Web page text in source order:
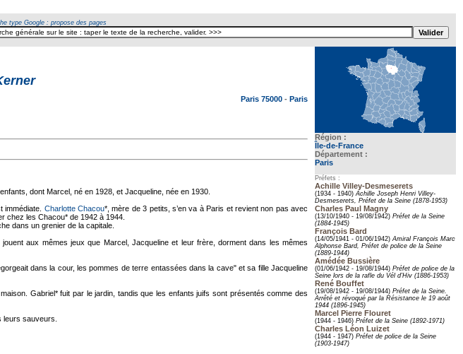
type Google : propose des pages
Région :
Île-de-France
Département :
Paris
Préfets :
Achille Villey-Desmeserets
(1934 - 1940)Achille Joseph Henri Villey-
Desmeserets, Préfet de la Seine (1878-1953)
Charles Paul Magny
(13/10/1940 - 19/08/1942) Préfet de la Seine
(1884-1945)
François Bard
(14/05/1941 - 01/06/1942)Amiral François Marc
Alphonse Bard, Préfet de police de la Seine
(1889-1944)
Amédée Bussière
(01/06/1942 - 19/08/1944) Préfet de police de la
Seine lors de la rafle du Vél d’Hiv (1886-1953)
René Bouffet
(19/08/1942 - 19/08/1944) Préfet de la Seine.
Arrêté et révoqué par la Résistance le 19 août
1944 (1896-1945)
Marcel Pierre Flouret
(1944 - 1946) Préfet de la Seine (1892-1971)
Charles Léon Luizet
(1944 - 1947) Préfet de police de la Seine
(1903-1947)
Paris 75000 - Paris
dont Marcel, né en 1928, et Jacqueline, née en 1930.
immédiate. Charlotte Chacou*, mère de 3 petits, s’en va à Paris et revient non pas avec
chez les Chacou* de 1942 à 1944.
dans un grenier de la capitale.
aux mêmes jeux que Marcel, Jacqueline et leur frère, dorment dans les mêmes
dans la cour, les pommes de terre entassées dans la cave" et sa fille Jacqueline
Gabriel* fuit par le jardin, tandis que les enfants juifs sont présentés comme des
leurs sauveurs.